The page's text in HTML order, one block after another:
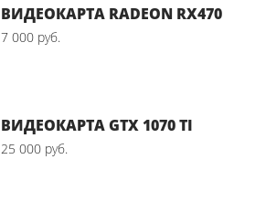
ВИДЕОКАРТА RADEON RX470
7 000 руб.
ВИДЕОКАРТА GTX 1070 TI
25 000 руб.